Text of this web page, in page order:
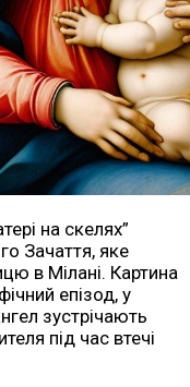
на скелях”
Зачаття, яке
в Мілані. Картина
епізод, у
зустрічають
під час втечі